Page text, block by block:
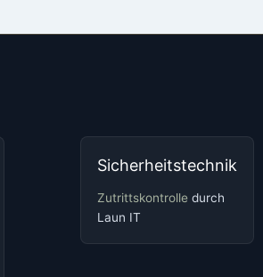
Sicherheitstechnik
Zutrittskontrolle durch
Laun IT